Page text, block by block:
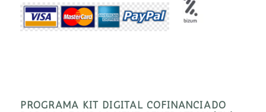
PROGRAMA KIT DIGITAL COFINANCIADO